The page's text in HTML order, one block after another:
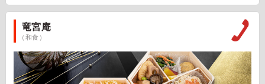
竜宮庵
（和食）